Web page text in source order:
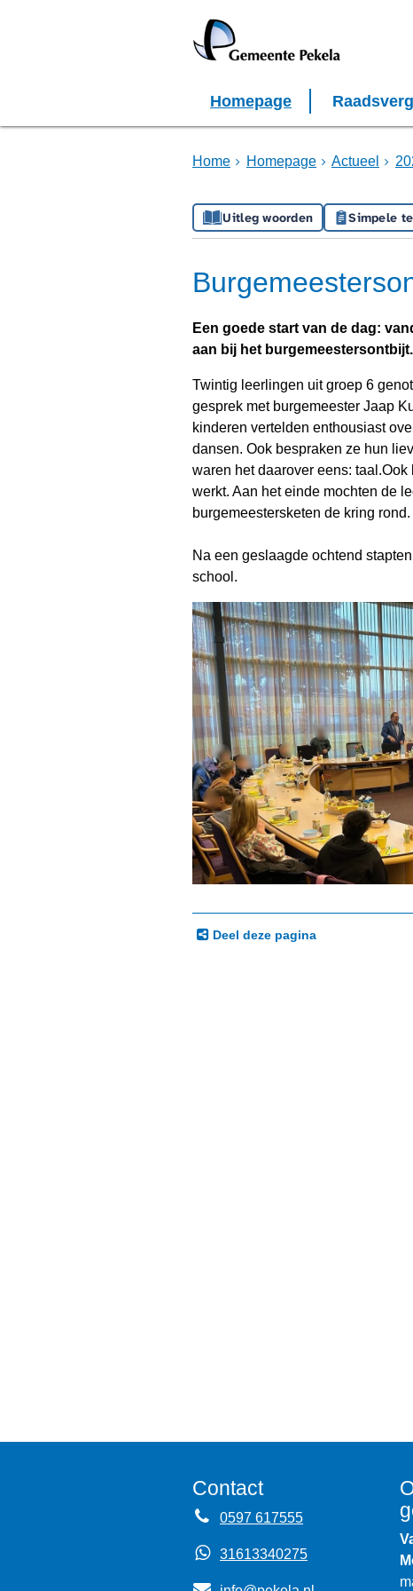
Homepage
Home Homepage Actueel
Uitleg woorden Simpele
Een goede start van de dag:
aan bij het burgemeestersontbijt.
Twintig leerlingen uit groep 6
gesprek met burgemeester Jaap
kinderen vertelden enthousiast
dansen. Ook bespraken ze hun
waren het daarover eens:
werkt. Aan het einde mochten de
burgemeestersketen de kring
Na een geslaagde ochtend
school.
Deel deze pagina
Contact
0597 617555
31613340275